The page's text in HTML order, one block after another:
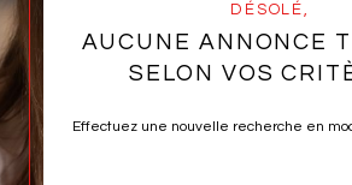
DÉSOLÉ,
AUCUNE ANNONCE
SELON VOS
Effectuez une nouvelle recherche en